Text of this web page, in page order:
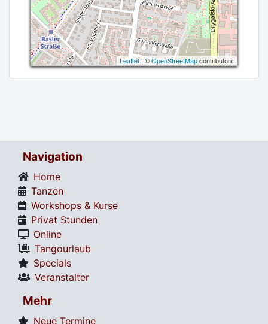
Leaflet| ©OpenStreetMapcontributors
Navigation
Home
Tanzen
Workshops & Kurse
Privat Stunden
Online
Tangourlaub
Specials
Veranstalter
Mehr
Neue Termine